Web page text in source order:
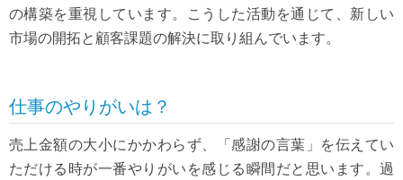
の構築を重視しています。こうした活動を通じて、新しい
市場の開拓と顧客課題の解決に取り組んでいます。
仕事のやりがいは？
売上金額の大小にかかわらず、「感謝の言葉」を伝えてい
ただける時が一番やりがいを感じる瞬間だと思います。過